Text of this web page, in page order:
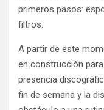
primeros pasos:
filtros.
A partir de este
en construcción
presencia
fin de semana y la